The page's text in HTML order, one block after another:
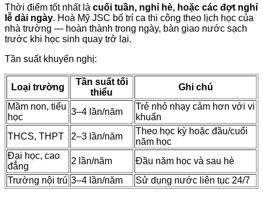
Thời điểm tốt nhất là cuối tuần, nghỉ hè, hoặc các đợt nghỉ
lễ dài ngày. Hoà Mỹ JSC bố trí ca thi công theo lịch học của
nhà trường — hoàn thành trong ngày, bàn giao nước sạch
trước khi học sinh quay trở lại.
Tần suất khuyến nghị:
Loại trường
Tần suất tối
thiểu
Ghi chú
Mầm non, tiểu
học
3–4 lần/năm
Trẻ nhỏ nhạy cảm hơn với vi
khuẩn
THCS, THPT
2–3 lần/năm
Theo học kỳ hoặc đầu/cuối
năm học
Đại học, cao
đẳng
2 lần/năm
Đầu năm học và sau hè
Trường nội trú 3–4 lần/năm Sử dụng nước liên tục 24/7